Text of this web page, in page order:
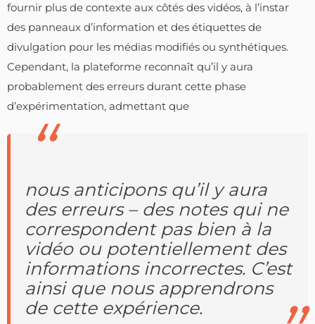
fournir plus de contexte aux côtés des vidéos, à l’instar
des panneaux d’information et des étiquettes de
divulgation pour les médias modifiés ou synthétiques.
Cependant, la plateforme reconnaît qu’il y aura
probablement des erreurs durant cette phase
d’expérimentation, admettant que
nous anticipons qu’il y aura
des erreurs – des notes qui ne
correspondent pas bien à la
vidéo ou potentiellement des
informations incorrectes. C’est
ainsi que nous apprendrons
de cette expérience.